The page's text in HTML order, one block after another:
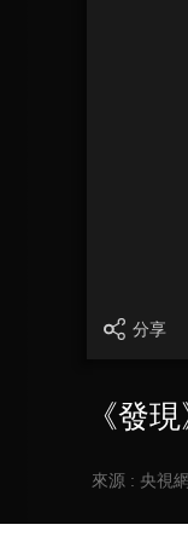
分享
《發
來源 : 央視網